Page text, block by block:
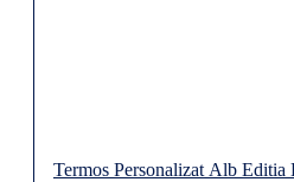
Termos Personalizat Alb